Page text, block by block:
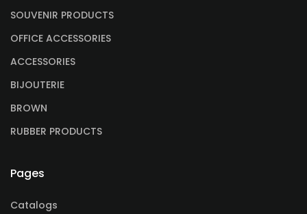
SOUVENIR PRODUCTS
OFFICE ACCESSORIES
ACCESSORIES
BIJOUTERIE
BROWN
RUBBER PRODUCTS
Pages
Catalogs